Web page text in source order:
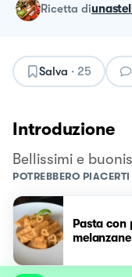
ricetta di
Salva · 25
Introduzione
Bellissimi e
POTREBBERO
Pasta con
melanzane